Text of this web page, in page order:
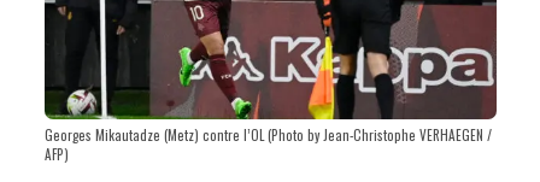
Georges Mikautadze (Metz) contre l’OL (Photo by Jean-Christophe VERHAEGEN /
AFP)